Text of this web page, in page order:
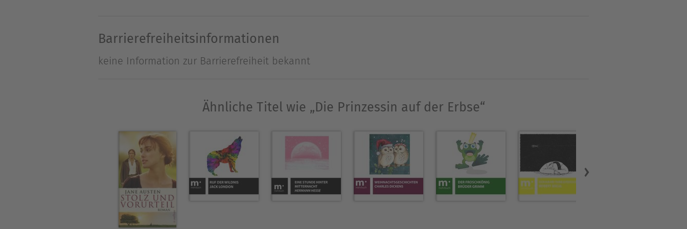
wuchs in einfachen, ärmlichen Verhältnissen auf, doch gelang es ihm später, die versäumte Schulbildung
seine Märchen bereits Weltruhm erlangt.
Barrierefreiheitsinformationen
keine Information zur Barrierefreiheit bekannt
Ähnliche Titel wie „Die Prinzessin auf der Erbse“